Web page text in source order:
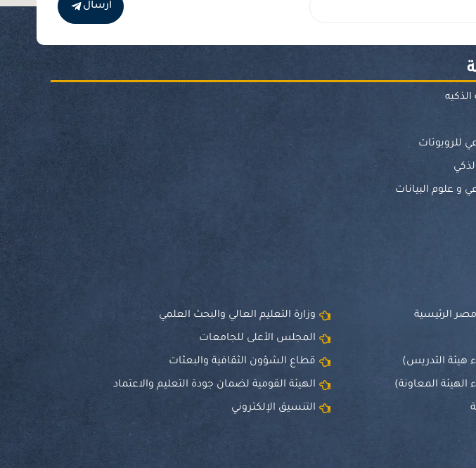
ارسال
للروبوتات
و علوم البيانات
الرئيسية
هيئة التدريس)
المعاونة)
وزارة التعليم العالي والبحث العلمي
المجلس الأعلى للجامعات
قطاع الشؤون الثقافية والبعثات
الهيئة القومية لضمان جودة التعليم والاعتماد
التنسيق الإلكتروني